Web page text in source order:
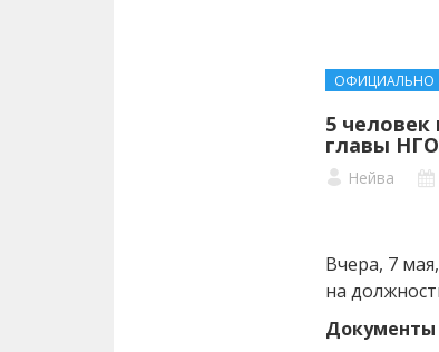
ОФИЦИАЛЬНО
5
главы НГО
Нейва
Вчера, 7
на
Документы